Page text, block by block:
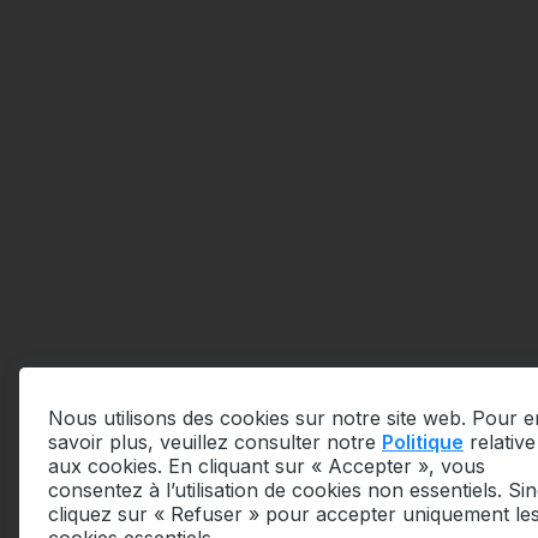
Nous utilisons des cookies sur notre site web. Pour
savoir plus, veuillez consulter notre Politique relative
aux cookies. En cliquant sur « Accepter », vous
consentez à l’utilisation de cookies non essentiels.
cliquez sur « Refuser » pour accepter uniquement les